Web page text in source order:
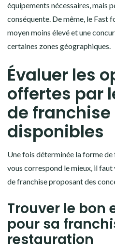
équipements nécessaires, mais
conséquente. De même, le Fast
moyen moins élevé et une
certaines zones géographiques.
Évaluer les
offertes par
de franchise
disponibles
Une fois déterminée la forme
vous correspond le mieux, il faut
de franchise proposant des
Trouver le bon
pour sa
restauration